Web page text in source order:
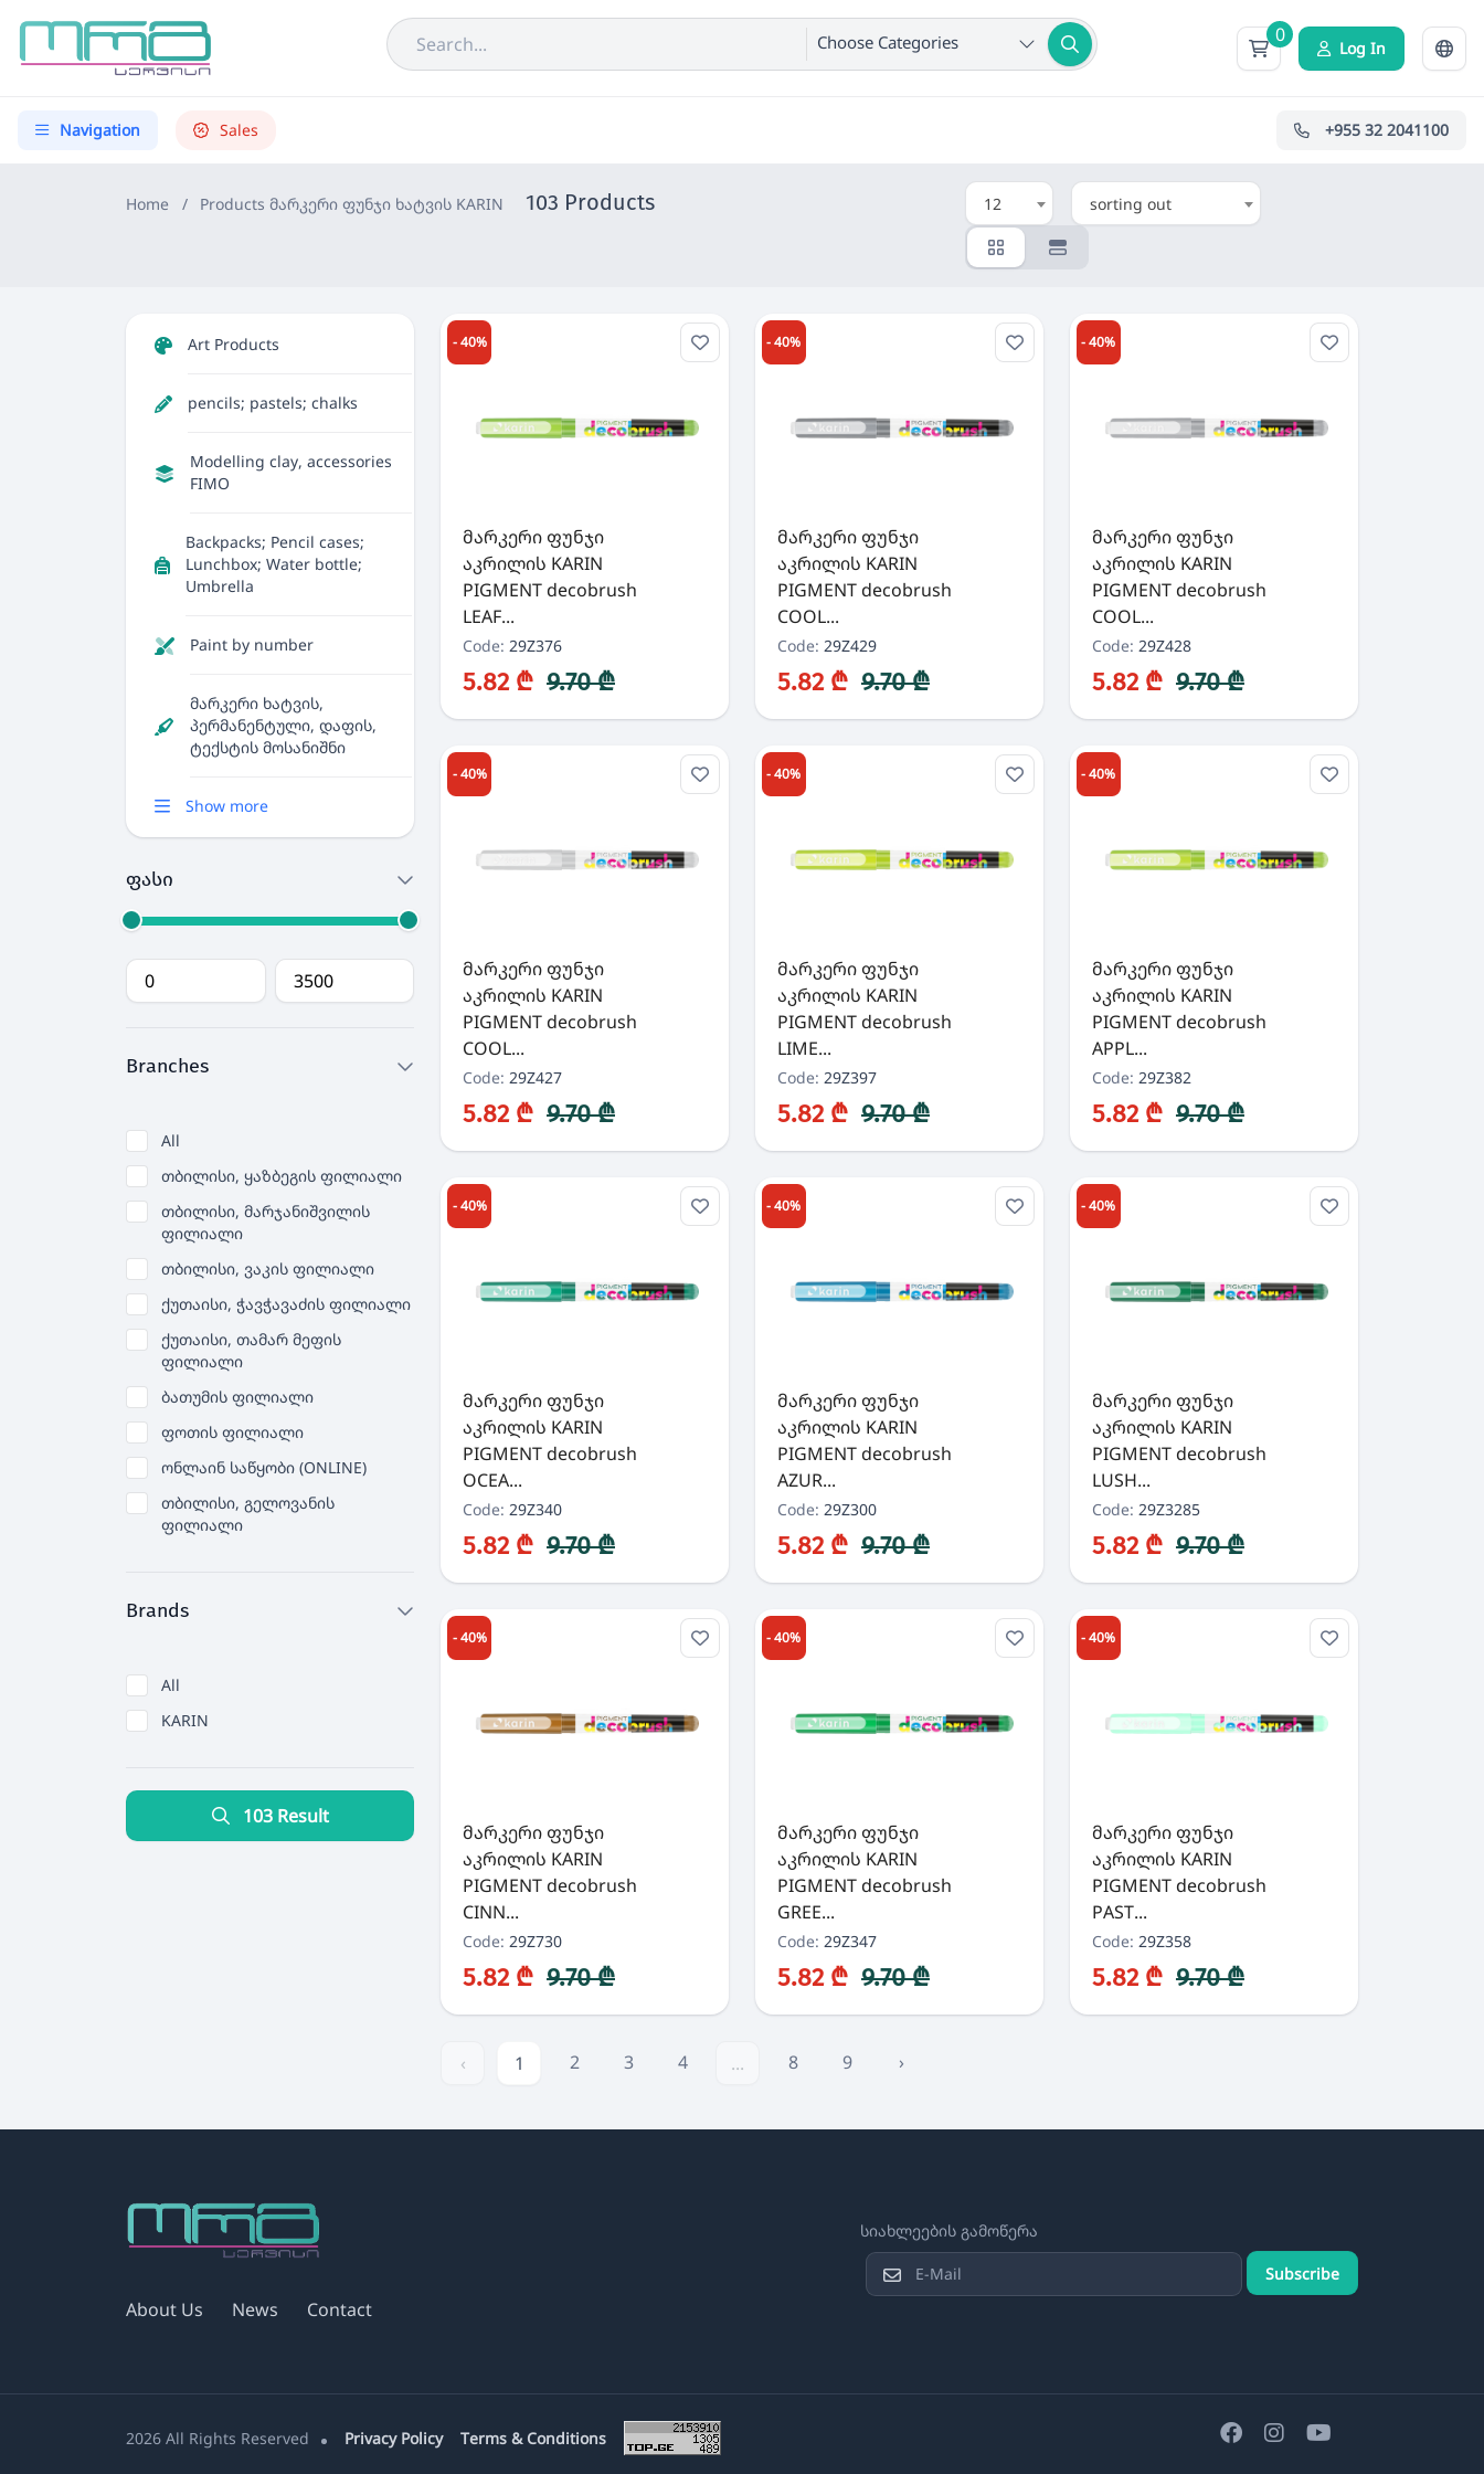
Choose Categories 0
Log In
Navigation Sales +955 32 2041100
Home / Products მარკერი ფუნჯი ხატვის KARIN 103 Products 12 sorting out
Art Products
pencils; pastels; chalks
Modelling clay, accessories
FIMO
Backpacks; Pencil cases;
Lunchbox; Water bottle;
Umbrella
Paint by number
მარკერი ხატვის,
პერმანენტული, დაფის,
ტექსტის მოსანიშნი
Show more
ფასი
Branches
All
თბილისი, ყაზბეგის ფილიალი
თბილისი, მარჯანიშვილის
ფილიალი
თბილისი, ვაკის ფილიალი
ქუთაისი, ჭავჭავაძის ფილიალი
ქუთაისი, თამარ მეფის
ფილიალი
ბათუმის ფილიალი
ფოთის ფილიალი
ონლაინ საწყობი (ONLINE)
თბილისი, გელოვანის
ფილიალი
Brands
All
KARIN
103 Result
- 40%
მარკერი ფუნჯი
აკრილის KARIN
PIGMENT decobrush
LEAF...
Code: 29Z376
5.82 ₾ 9.70 ₾
- 40%
მარკერი ფუნჯი
აკრილის KARIN
PIGMENT decobrush
COOL...
Code: 29Z429
5.82 ₾ 9.70 ₾
- 40%
მარკერი ფუნჯი
აკრილის KARIN
PIGMENT decobrush
COOL...
Code: 29Z428
5.82 ₾ 9.70 ₾
- 40%
მარკერი ფუნჯი
აკრილის KARIN
PIGMENT decobrush
COOL...
Code: 29Z427
5.82 ₾ 9.70 ₾
- 40%
მარკერი ფუნჯი
აკრილის KARIN
PIGMENT decobrush
LIME...
Code: 29Z397
5.82 ₾ 9.70 ₾
- 40%
მარკერი ფუნჯი
აკრილის KARIN
PIGMENT decobrush
APPL...
Code: 29Z382
5.82 ₾ 9.70 ₾
- 40%
მარკერი ფუნჯი
აკრილის KARIN
PIGMENT decobrush
OCEA...
Code: 29Z340
5.82 ₾ 9.70 ₾
- 40%
მარკერი ფუნჯი
აკრილის KARIN
PIGMENT decobrush
AZUR...
Code: 29Z300
5.82 ₾ 9.70 ₾
- 40%
მარკერი ფუნჯი
აკრილის KARIN
PIGMENT decobrush
LUSH...
Code: 29Z3285
5.82 ₾ 9.70 ₾
- 40%
მარკერი ფუნჯი
აკრილის KARIN
PIGMENT decobrush
CINN...
Code: 29Z730
5.82 ₾ 9.70 ₾
- 40%
მარკერი ფუნჯი
აკრილის KARIN
PIGMENT decobrush
GREE...
Code: 29Z347
5.82 ₾ 9.70 ₾
- 40%
მარკერი ფუნჯი
აკრილის KARIN
PIGMENT decobrush
PAST...
Code: 29Z358
5.82 ₾ 9.70 ₾
‹ 1 2 3 4 ... 8 9 ›
About Us News Contact
სიახლეების გამოწერა
Subscribe
2026 All Rights Reserved Privacy Policy Terms & Conditions